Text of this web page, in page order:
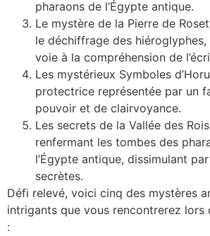
pharaons de l’Égypte antique.
Le mystère de la Pierre de
le déchiffrage des
voie à la compréhension de
Les mystérieux Symboles
protectrice représentée par un
pouvoir et de clairvoyance.
Les secrets de la Vallée des
renfermant les tombes des
l’Égypte antique, dissimulant
secrètes.
Défi relevé, voici cinq des mystères
intrigants que vous rencontrerez lors
: